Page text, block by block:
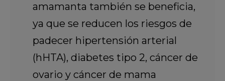
amamanta también se beneficia,
ya que se reducen los riesgos de
padecer hipertensión arterial
(hHTA), diabetes tipo 2, cáncer de
ovario y cáncer de mama